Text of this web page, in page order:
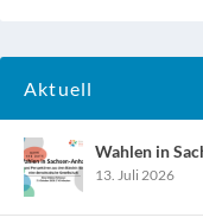
Aktuell
Wahlen in
13. Juli 2026